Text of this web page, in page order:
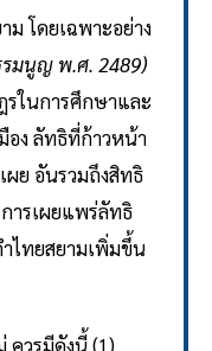
ม โดยเฉพาะอย่าง
รมนูญ พ.ศ. 2489)
ในการศึกษาและ
อง ลัทธิที่ก้าวหน้า
ผย อันรวมถึงสิทธิ
ารเผยแพร่ลัทธิ
ไทยสยามเพิ่มขึ้น
วรมีดังนี้ (1)